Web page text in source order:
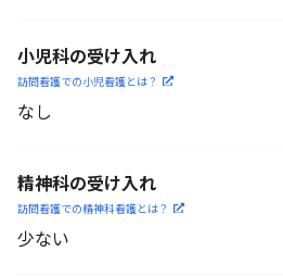
小児科の受け入れ
訪問看護での小児看護とは？
なし
精神科の受け入れ
訪問看護での精神科看護とは？
少ない